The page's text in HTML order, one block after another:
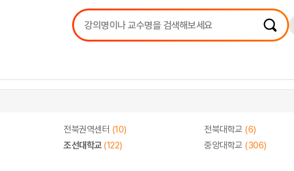
강의리스트
수강확인증강의
전북권역센터 (10) 전북대학교 (6)
조선대학교(122) 중앙대학교 (306)